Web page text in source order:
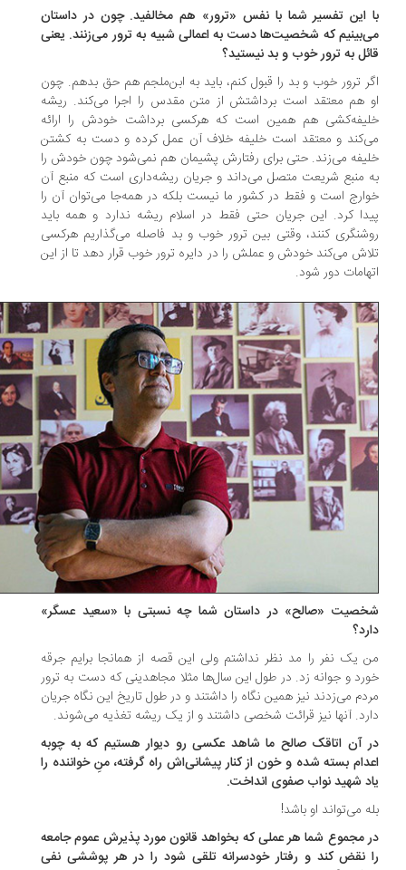
این تفسیر شما با نفس «ترور» هم مخالفید. چون در داستان
که شخصیت‌ها دست به اعمالی شبیه به ترور می‌زنند. یعنی
به ترور خوب و بد نیستید؟
ترور خوب و بد را قبول کنم، باید به ابن‌ملجم هم حق بدهم. چون
هم معتقد است برداشتش از متن مقدس را اجرا می‌کند. ریشه
هم همین است که هرکسی برداشت خودش را ارائه
و معتقد است خلیفه خلاف آن عمل کرده و دست به کشتن
می‌زند. حتی برای رفتارش پشیمان هم نمی‌شود چون خودش را
منبع شریعت متصل می‌داند و جریان ریشه‌داری است که منبع آن
است و فقط در کشور ما نیست بلکه در همه‌جا می‌توان آن را
کرد. این جریان حتی فقط در اسلام ریشه ندارد و همه باید
کنند، وقتی بین ترور خوب و بد فاصله می‌گذاریم هرکسی
می‌کند خودش و عملش را در دایره ترور خوب قرار دهد تا از این
دور شود.
«صالح» در داستان شما چه نسبتی با «سعید عسگر»
یک نفر را مد نظر نداشتم ولی این قصه از همانجا برایم جرقه
و جوانه زد. در طول این سال‌ها مثلا مجاهدینی که دست به ترور
می‌زدند نیز همین نگاه را داشتند و در طول تاریخ این نگاه جریان
آنها نیز قرائت شخصی داشتند و از یک ریشه تغذیه می‌شوند.
آن اتاقک صالح ما شاهد عکسی رو دیوار هستیم که به چوبه
بسته شده و خون از کنار پیشانی‌اش راه گرفته، منِ خواننده را
شهید نواب صفوی انداخت.
می‌تواند او باشد!
مجموع شما هر عملی که بخواهد قانون مورد پذیرش عموم جامعه
نقض کند و رفتار خودسرانه تلقی شود را در هر پوششی نفی